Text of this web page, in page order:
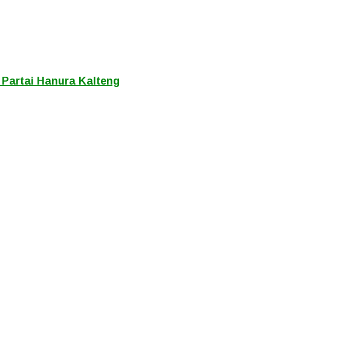
Hanura Kalteng